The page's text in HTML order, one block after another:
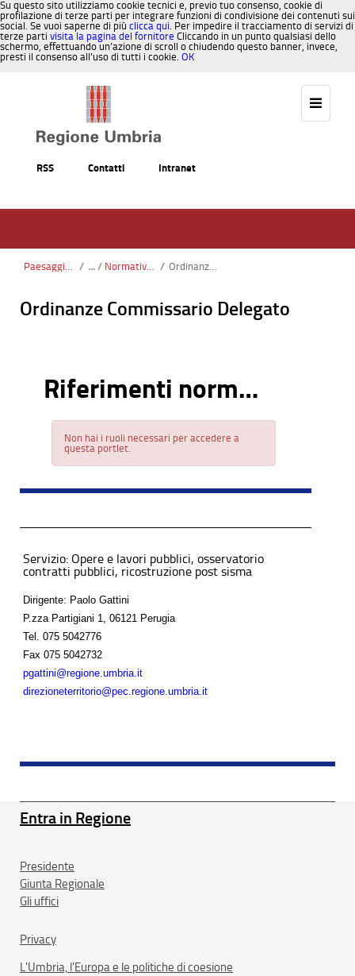
Su questo sito utilizziamo cookie tecnici e, previo tuo consenso, cookie di
profilazione di terze parti per integrare funzioni di condivisione dei contenuti sui
social. Se vuoi saperne di più clicca qui. Per impedire il tracciamento di servizi di
terze parti visita la pagina del fornitore Cliccando in un punto qualsiasi dello
schermo, effettuando un’azione di scroll o chiudendo questo banner, invece,
presti il consenso all’uso di tutti i cookie. OK
RSS Contatti Intranet
Paesaggio, Territorio, Urbanistica / Normativa statale / Ordinanze Commissario Delegato
Ordinanze Commissario Delegato
Riferimenti normativi
Non hai i ruoli necessari per accedere a
questa portlet.
Servizio: Opere e lavori pubblici, osservatorio
contratti pubblici, ricostruzione post sisma
Dirigente: Paolo Gattini
P.zza Partigiani 1, 06121 Perugia
Tel.
075 5042776
Fax 075 5042732
pgattini@regione.umbria.it
direzioneterritorio@pec.regione.umbria.it
Entra in Regione
Presidente
Giunta Regionale
Gli uffici
Privacy
L'Umbria, l'Europa e le politiche di coesione